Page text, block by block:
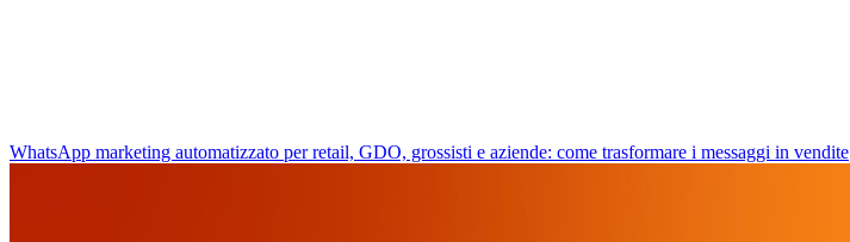
WhatsApp marketing automatizzato per retail, GDO, grossisti e aziende: come trasformare i messaggi in vendite